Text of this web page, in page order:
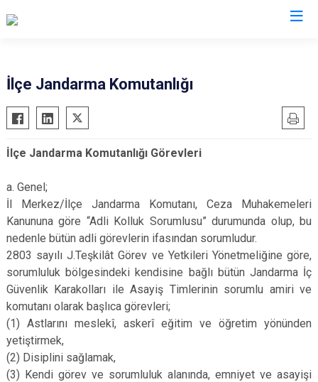
Elbeyli
Musabeyli
Polateli
İlçe Jandarma Komutanlığı
İlçe Jandarma Komutanlığı Görevleri
a. Genel;
İl Merkez/İlçe Jandarma Komutanı, Ceza Muhakemeleri
Kanununa göre “Adli Kolluk Sorumlusu” durumunda olup, bu
nedenle bütün adli görevlerin ifasından sorumludur.
2803 sayılı J.Teşkilât Görev ve Yetkileri Yönetmeliğine göre,
sorumluluk bölgesindeki kendisine bağlı bütün Jandarma İç
Güvenlik Karakolları ile Asayiş Timlerinin sorumlu amiri ve
komutanı olarak başlıca görevleri;
(1) Astlarını meslekî, askerî eğitim ve öğretim yönünden
yetiştirmek,
(2) Disiplini sağlamak,
(3) Kendi görev ve sorumluluk alanında, emniyet ve asayişi